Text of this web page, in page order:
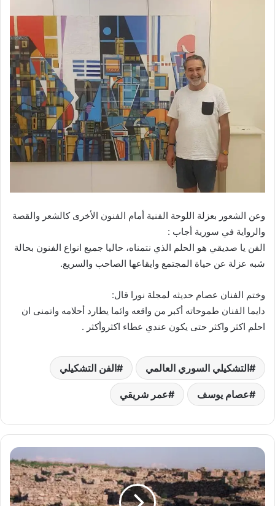
وعن الشعور بعزلة اللوحة الفنية أمام الفنون الأخرى كالشعر والقصة
والرواية في سورية أجاب :
الفن يا صديقي هو الحلم الذي نتمناه، حاليا جميع انواع الفنون بحالة
شبه عزلة عن حياة المجتمع وايقاعها الصاحب والسريع.
وختم الفنان عصام حديثه لمجلة نورا قال:
دايما الفنان طموحاته أكبر من واقعه وائما يطارد أحلامه واتمنى ان
احلم اكثر واكثر حتى يكون عندي عطاء اكثروأكثر .
التشكيلي السوري العالمي الفن التشكيلي
عصام يوسف عمر شريقي